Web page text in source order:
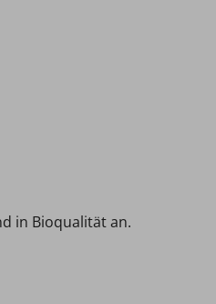
in Bioqualität an.